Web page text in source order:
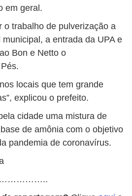
em geral.
o trabalho de pulverização a
a entrada da UPA e
Bon e Netto o
locais que tem grande
explicou o prefeito.
cidade uma mistura de
de amônia com o objetivo
pandemia de coronavírus.